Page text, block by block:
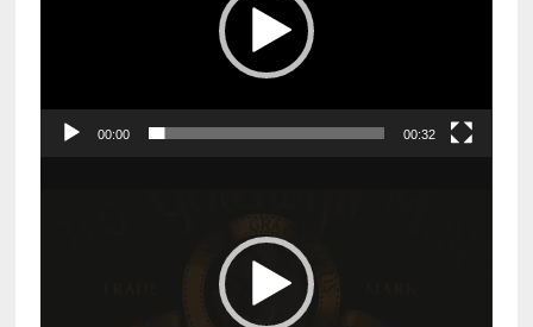
00:00 00:32